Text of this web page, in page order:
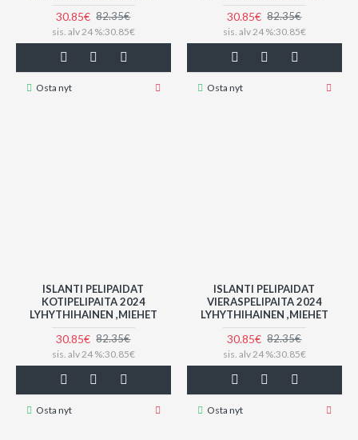
30.85€ 82.35€
sis. alv 24 %:30.85€
Osta nyt
30.85€ 82.35€
sis. alv 24 %:30.85€
Osta nyt
ISLANTI PELIPAIDAT
KOTIPELIPAITA 2024
LYHYTHIHAINEN ,MIEHET
30.85€ 82.35€
sis. alv 24 %:30.85€
Osta nyt
ISLANTI PELIPAIDAT
VIERASPELIPAITA 2024
LYHYTHIHAINEN ,MIEHET
30.85€ 82.35€
sis. alv 24 %:30.85€
Osta nyt